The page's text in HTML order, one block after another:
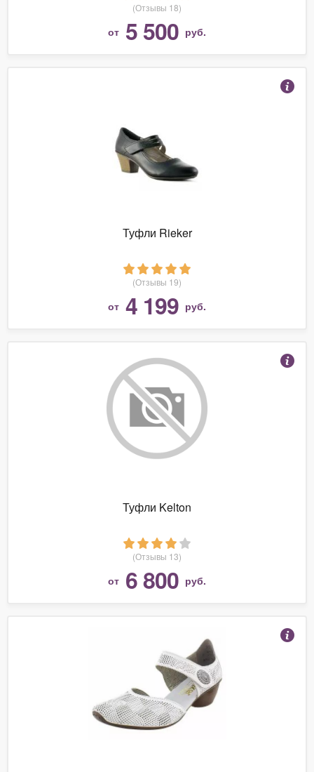
(Отзывы 18)
от 5 500 руб.
Туфли Rieker
(Отзывы 19)
от 4 199 руб.
Туфли Kelton
(Отзывы 13)
от 6 800 руб.